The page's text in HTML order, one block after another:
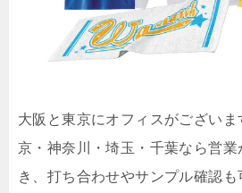
大阪と東京にオフィスがござい
京・神奈川・埼玉・千葉なら営
き、打ち合わせやサンプル確認も